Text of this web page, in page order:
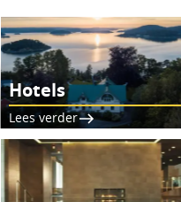
Hotels
Lees verder